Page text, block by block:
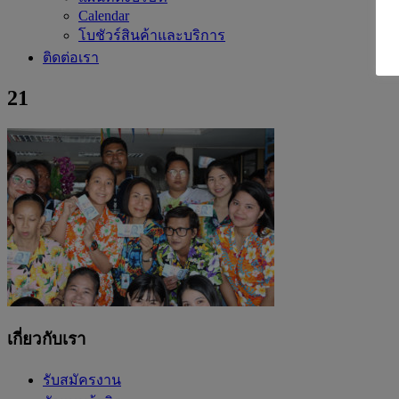
Calendar
โบชัวร์สินค้าและบริการ
ติดต่อเรา
21
เกี่ยวกับเรา
รับสมัครงาน